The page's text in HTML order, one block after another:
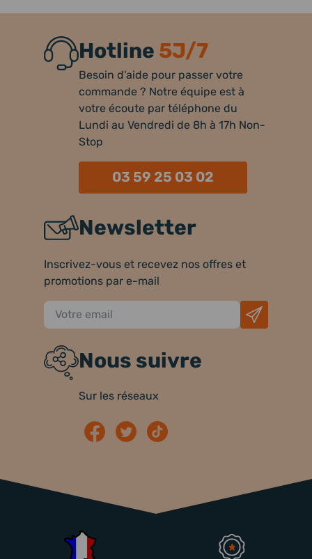
Hotline 5J/7
Besoin d'aide pour passer votre
commande ? Notre équipe est à
votre écoute par téléphone du
Lundi au Vendredi de 8h à 17h Non-
Stop
03 59 25 03 02
Newsletter
Inscrivez-vous et recevez nos offres et
promotions par e-mail
Nous suivre
Sur les réseaux